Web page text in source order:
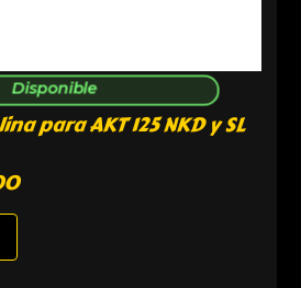
Disponible
para AKT 125 NKD y SL